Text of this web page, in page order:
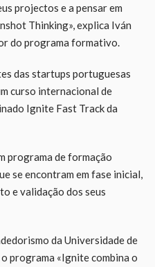
projectos e a pensar em
Thinking», explica Iván
do programa formativo.
das startups portuguesas
curso internacional de
Ignite Fast Track da
programa de formação
se encontram em fase inicial,
e validação dos seus
da Universidade de
programa «Ignite combina o